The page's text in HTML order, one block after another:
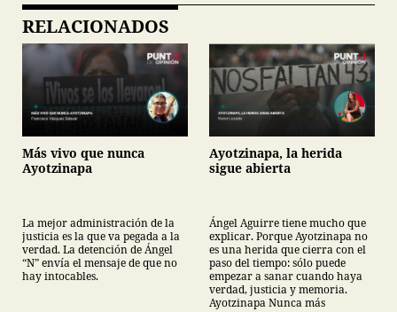
RELACIONADOS
Más vivo que nunca
Ayotzinapa
La mejor administración de la
justicia es la que va pegada a la
verdad. La detención de Ángel
“N” envía el mensaje de que no
hay intocables.
Ayotzinapa, la herida
sigue abierta
Ángel Aguirre tiene mucho que
explicar. Porque Ayotzinapa no
es una herida que cierra con el
paso del tiempo: sólo puede
empezar a sanar cuando haya
verdad, justicia y memoria.
Ayotzinapa Nunca más